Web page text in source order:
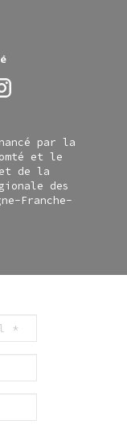
par la
et le
de la
des
Franche-